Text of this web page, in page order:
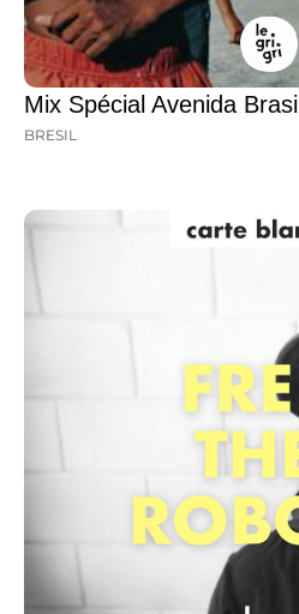
Mix Spécial Avenida Brasil
BRESIL